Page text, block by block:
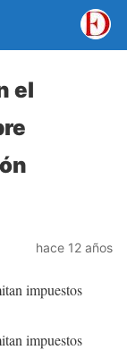
el
hace 12 años
impuestos
impuestos